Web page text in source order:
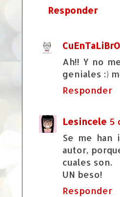
Responder
Ah!! Y no
geniales :)
Responder
Lesincele 5
Se me han
autor,
cuales son.
UN beso!
Responder